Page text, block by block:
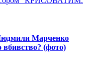
Марченко
вбивство? (фото)